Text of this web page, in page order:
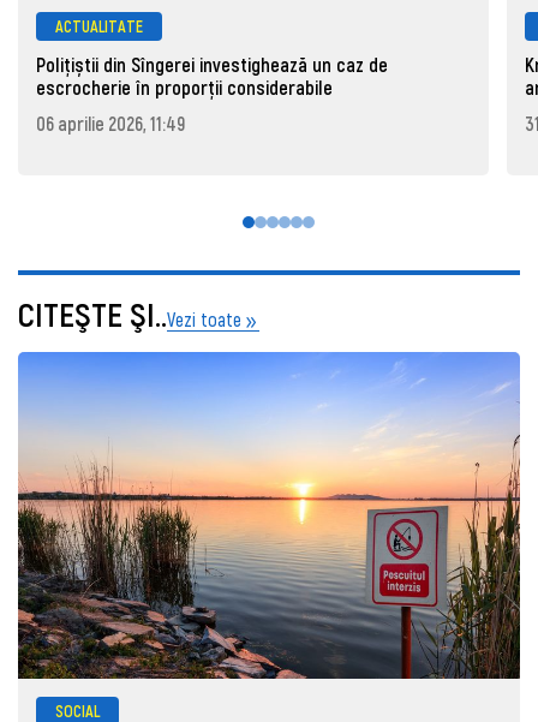
ACTUALITATE
Polițiștii din Sîngerei investighează un caz de
escrocherie în proporții considerabile
06 aprilie 2026, 11:49
CITEŞTE ŞI..Vezi toate
SOCIAL